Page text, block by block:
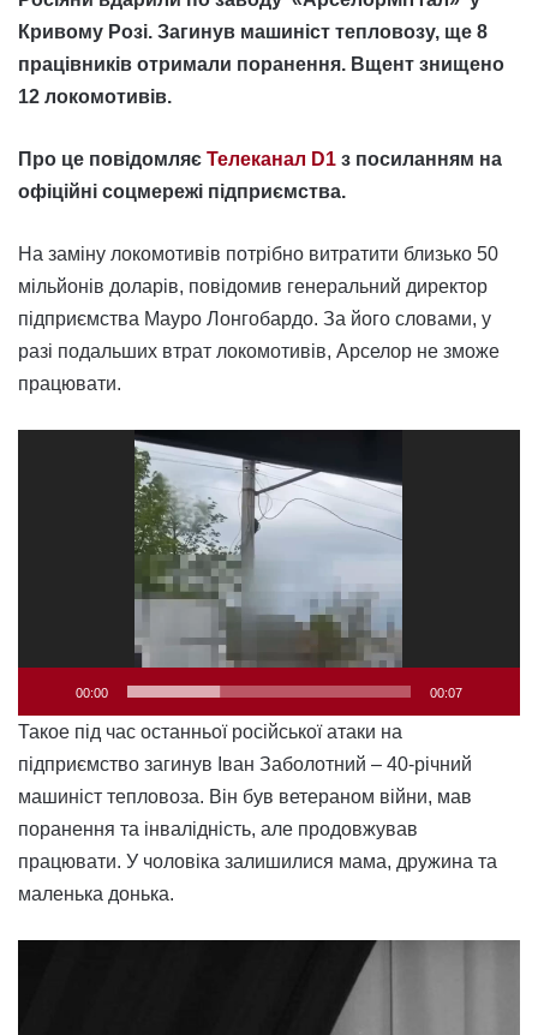
Кривому Розі. Загинув машиніст тепловозу, ще 8
працівників отримали поранення. Вщент знищено
12 локомотивів.
Про це повідомляє Телеканал D1 з посиланням на
офіційні соцмережі підприємства.
На заміну локомотивів потрібно витратити близько 50
мільйонів доларів, повідомив генеральний директор
підприємства Мауро Лонгобардо. За його словами, у
разі подальших втрат локомотивів, Арселор не зможе
працювати.
Відеопрогравач
00:00 00:07
Такое під час останньої російської атаки на
підприємство загинув Іван Заболотний – 40-річний
машиніст тепловоза. Він був ветераном війни, мав
поранення та інвалідність, але продовжував
працювати. У чоловіка залишилися мама, дружина та
маленька донька.